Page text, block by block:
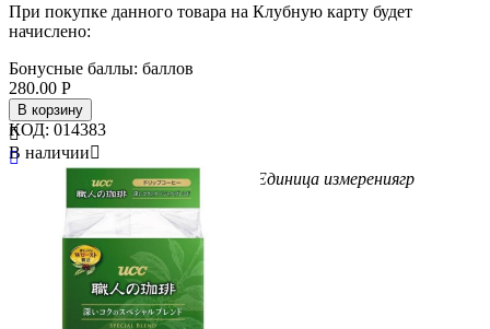
При покупке данного товара на Клубную карту будет
начислено:
Бонусные баллы: баллов
280.00 Р
В корзину


KanroВес/Объем/Кол-во Единица измерениягр
КОД: 014383
В наличии